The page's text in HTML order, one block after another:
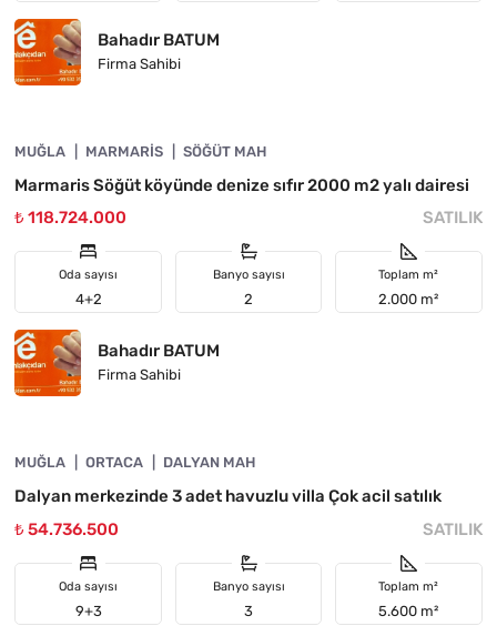
Bahadır BATUM
Firma Sahibi
YATIRIMA UYGUN
MUĞLA MARMARIS SÖĞÜT MAH
Marmaris Söğüt köyünde denize sıfır 2000 m2 yalı dairesi
₺ 118.724.000
SATILIK
Oda sayısı
4+2
Banyo sayısı
2
Toplam m²
2.000 m²
Bahadır BATUM
Firma Sahibi
ACIL
MUĞLA ORTACA DALYAN MAH
Dalyan merkezinde 3 adet havuzlu villa Çok acil satılık
₺ 54.736.500
SATILIK
Oda sayısı
9+3
Banyo sayısı
3
Toplam m²
5.600 m²